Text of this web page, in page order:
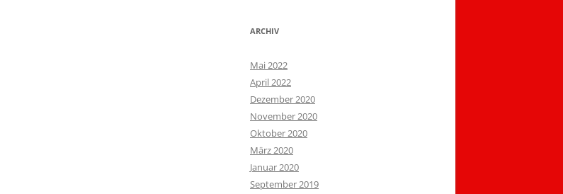
ARCHIV
Mai 2022
April 2022
Dezember 2020
November 2020
Oktober 2020
März 2020
Januar 2020
September 2019